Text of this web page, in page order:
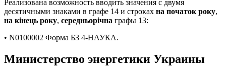
Реализована возможность вводить значения с двумя
десятичными знаками в графе 14 и строках на початок року,
на кінець року, середньорічна графы 13:
• N0100002 Форма БЗ 4-НАУКА.
Министерство энергетики Украины